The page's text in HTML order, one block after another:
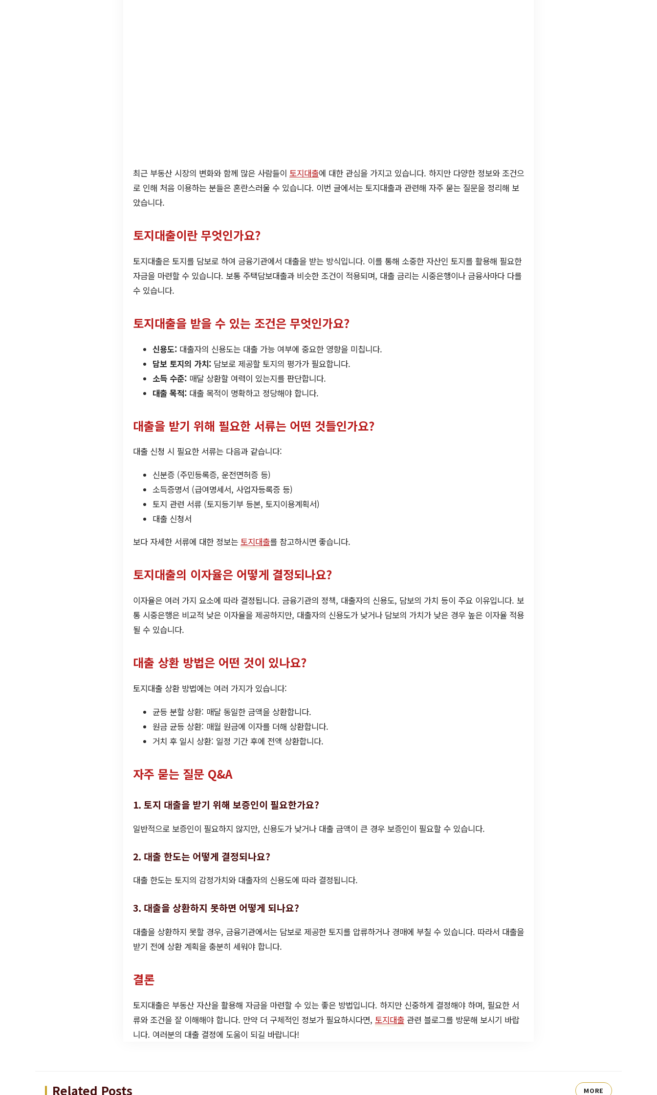
최근 부동산 시장의 변화와 함께 많은 사람들이 토지대출에 대한 관심을 가지고 있습니다. 하지만 다양한 정보와 조건으
로 인해 처음 이용하는 분들은 혼란스러울 수 있습니다. 이번 글에서는 토지대출과 관련해 자주 묻는 질문을 정리해 보
았습니다.
토지대출이란 무엇인가요?
토지대출은 토지를 담보로 하여 금융기관에서 대출을 받는 방식입니다. 이를 통해 소중한 자산인 토지를 활용해 필요한
자금을 마련할 수 있습니다. 보통 주택담보대출과 비슷한 조건이 적용되며, 대출 금리는 시중은행이나 금융사마다 다를
수 있습니다.
토지대출을 받을 수 있는 조건은 무엇인가요?
신용도: 대출자의 신용도는 대출 가능 여부에 중요한 영향을 미칩니다.
담보 토지의 가치: 담보로 제공할 토지의 평가가 필요합니다.
소득 수준: 매달 상환할 여력이 있는지를 판단합니다.
대출 목적: 대출 목적이 명확하고 정당해야 합니다.
대출을 받기 위해 필요한 서류는 어떤 것들인가요?
대출 신청 시 필요한 서류는 다음과 같습니다:
신분증 (주민등록증, 운전면허증 등)
소득증명서 (급여명세서, 사업자등록증 등)
토지 관련 서류 (토지등기부 등본, 토지이용계획서)
대출 신청서
보다 자세한 서류에 대한 정보는 토지대출를 참고하시면 좋습니다.
토지대출의 이자율은 어떻게 결정되나요?
이자율은 여러 가지 요소에 따라 결정됩니다. 금융기관의 정책, 대출자의 신용도, 담보의 가치 등이 주요 이유입니다. 보
통 시중은행은 비교적 낮은 이자율을 제공하지만, 대출자의 신용도가 낮거나 담보의 가치가 낮은 경우 높은 이자율 적용
될 수 있습니다.
대출 상환 방법은 어떤 것이 있나요?
토지대출 상환 방법에는 여러 가지가 있습니다:
균등 분할 상환: 매달 동일한 금액을 상환합니다.
원금 균등 상환: 매월 원금에 이자를 더해 상환합니다.
거치 후 일시 상환: 일정 기간 후에 전액 상환합니다.
자주 묻는 질문 Q&A
1. 토지 대출을 받기 위해 보증인이 필요한가요?
일반적으로 보증인이 필요하지 않지만, 신용도가 낮거나 대출 금액이 큰 경우 보증인이 필요할 수 있습니다.
2. 대출 한도는 어떻게 결정되나요?
대출 한도는 토지의 감정가치와 대출자의 신용도에 따라 결정됩니다.
3. 대출을 상환하지 못하면 어떻게 되나요?
대출을 상환하지 못할 경우, 금융기관에서는 담보로 제공한 토지를 압류하거나 경매에 부칠 수 있습니다. 따라서 대출을
받기 전에 상환 계획을 충분히 세워야 합니다.
결론
토지대출은 부동산 자산을 활용해 자금을 마련할 수 있는 좋은 방법입니다. 하지만 신중하게 결정해야 하며, 필요한 서
류와 조건을 잘 이해해야 합니다. 만약 더 구체적인 정보가 필요하시다면, 토지대출 관련 블로그를 방문해 보시기 바랍
니다. 여러분의 대출 결정에 도움이 되길 바랍니다!
Related Posts MORE